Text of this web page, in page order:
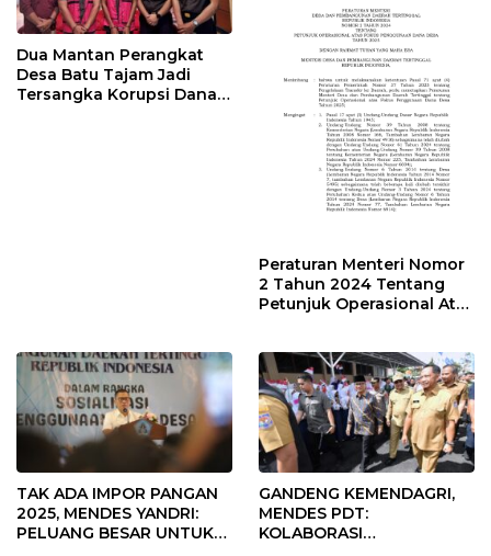
Dua Mantan Perangkat
Desa Batu Tajam Jadi
Tersangka Korupsi Dana
Peraturan Menteri Nomor
2 Tahun 2024 Tentang
Petunjuk Operasional Atas
TAK ADA IMPOR PANGAN
2025, MENDES YANDRI:
PELUANG BESAR UNTUK
GANDENG KEMENDAGRI,
MENDES PDT:
KOLABORASI